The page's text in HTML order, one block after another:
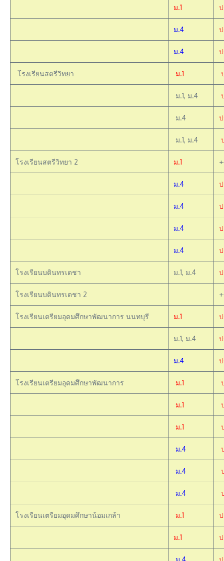
ม.1
ม.4
ม.4
โรงเรียนสตรีวิทยา ม.1
ม.1, ม.4
ม.4
ม.1, ม.4
โรงเรียนสตรีวิทยา 2 ม.1
ม.4
ม.4
ม.4
ม.4
โรงเรียนบดินทรเดชา ม.1, ม.4
โรงเรียนบดินทรเดชา 2
โรงเรียนเตรียมอุดมศึกษาพัฒนาการ นนทบุรี ม.1
ม.1, ม.4
ม.4
โรงเรียนเตรียมอุดมศึกษาพัฒนาการ ม.1
ม.1
ม.1
ม.4
ม.4
ม.4
โรงเรียนเตรียมอุดมศึกษาน้อมเกล้า ม.1
ม.1